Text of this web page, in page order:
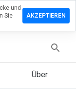
Über
und
Sie
AKZEPTIEREN